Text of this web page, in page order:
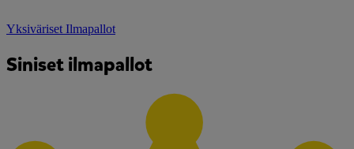
Yksiväriset Ilmapallot
Siniset ilmapallot